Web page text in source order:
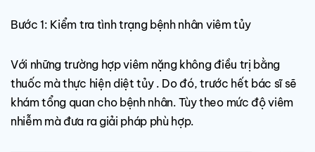
Bước 1: Kiểm tra tình trạng bệnh nhân viêm tủy
Với những trường hợp viêm nặng không điều trị bằng
thuốc mà thực hiện diệt tủy . Do đó, trước hết bác sĩ sẽ
khám tổng quan cho bệnh nhân. Tùy theo mức độ viêm
nhiễm mà đưa ra giải pháp phù hợp.